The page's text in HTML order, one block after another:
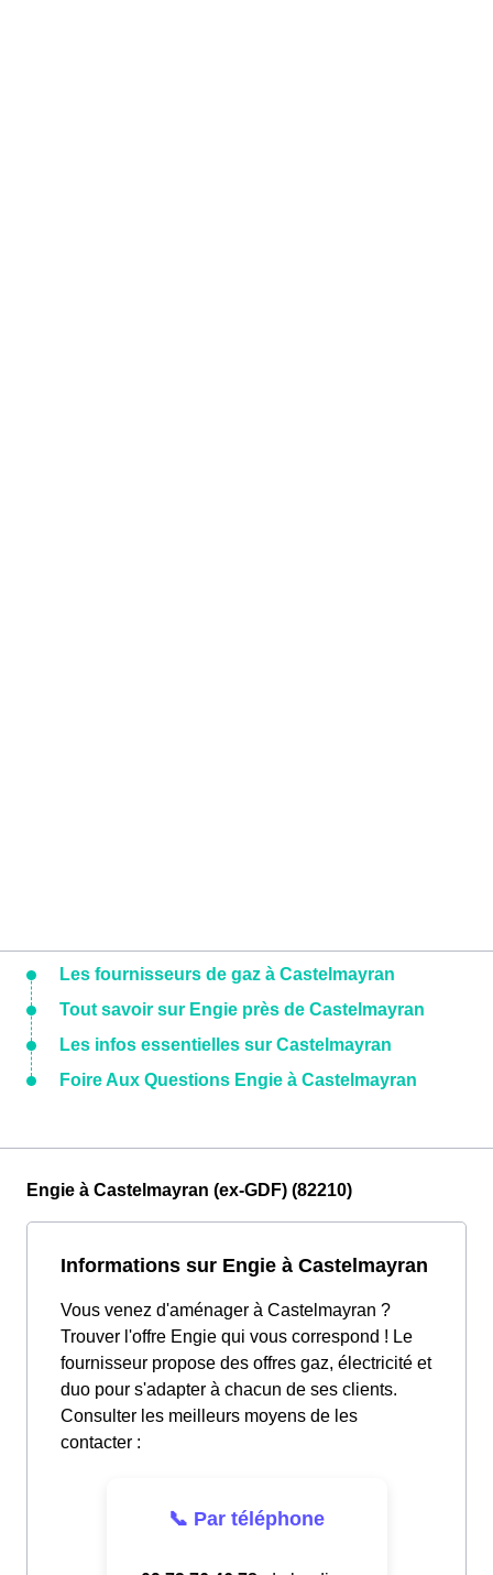
Les fournisseurs de gaz à Castelmayran
Tout savoir sur Engie près de Castelmayran
Les infos essentielles sur Castelmayran
Foire Aux Questions Engie à Castelmayran
Engie à Castelmayran (ex-GDF) (82210)
Informations sur Engie à Castelmayran
Vous venez d'aménager à Castelmayran ?
Trouver l'offre Engie qui vous correspond ! Le
fournisseur propose des offres gaz, électricité et
duo pour s'adapter à chacun de ses clients.
Consulter les meilleurs moyens de les
contacter :
📞 Par téléphone